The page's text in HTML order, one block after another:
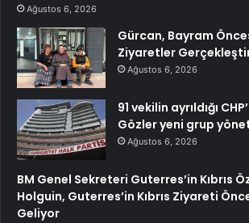
Ağustos 6, 2026
Gürcan, Bayram
Ziyaretler
Ağustos 6, 2026
91 vekilin ayrıldığı
Gözler yeni grup
Ağustos 6, 2026
BM Genel Sekreteri Guterres’in Kıbrıs
Holguin, Guterres’in Kıbrıs Ziyareti
Geliyor